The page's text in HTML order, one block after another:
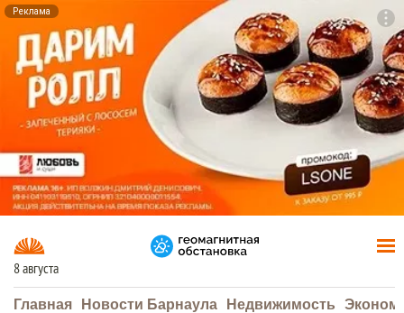
Реклама
8 августа
Главная Новости Барнаула Недвижимость